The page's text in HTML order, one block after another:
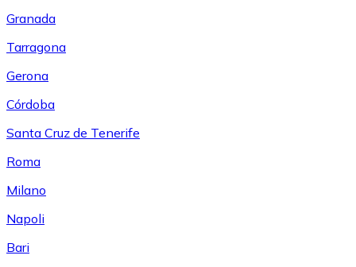
Granada
Tarragona
Gerona
Córdoba
Santa Cruz de Tenerife
Roma
Milano
Napoli
Bari